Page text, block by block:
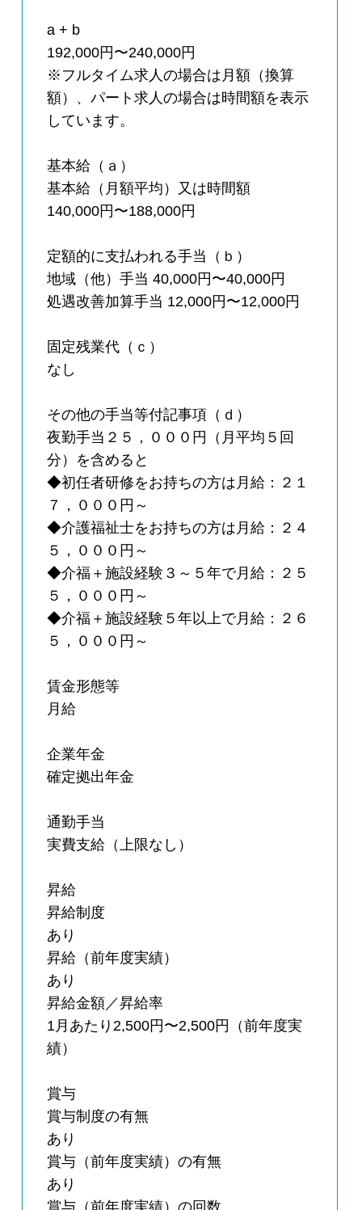
a + b
192,000円〜240,000円
※フルタイム求人の場合は月額（換算
額）、パート求人の場合は時間額を表示
しています。
基本給（ａ）
基本給（月額平均）又は時間額
140,000円〜188,000円
定額的に支払われる手当（ｂ）
地域（他）手当 40,000円〜40,000円
処遇改善加算手当 12,000円〜12,000円
固定残業代（ｃ）
なし
その他の手当等付記事項（ｄ）
夜勤手当２５，０００円（月平均５回
分）を含めると
◆初任者研修をお持ちの方は月給：２１
７，０００円～
◆介護福祉士をお持ちの方は月給：２４
５，０００円～
◆介福＋施設経験３～５年で月給：２５
５，０００円～
◆介福＋施設経験５年以上で月給：２６
５，０００円～
賃金形態等
月給
企業年金
確定拠出年金
通勤手当
実費支給（上限なし）
昇給
昇給制度
あり
昇給（前年度実績）
あり
昇給金額／昇給率
1月あたり2,500円〜2,500円（前年度実
績）
賞与
賞与制度の有無
あり
賞与（前年度実績）の有無
あり